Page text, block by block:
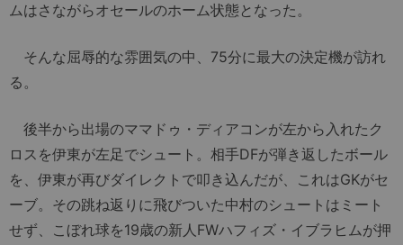
ムはさながらオセールのホーム状態となった。
そんな屈辱的な雰囲気の中、75分に最大の決定機が訪れ
る。
後半から出場のママドゥ・ディアコンが左から入れたク
ロスを伊東が左足でシュート。相手DFが弾き返したボール
を、伊東が再びダイレクトで叩き込んだが、これはGKがセ
ーブ。その跳ね返りに飛びついた中村のシュートはミート
せず、こぼれ球を19歳の新人FWハフィズ・イブラヒムが押